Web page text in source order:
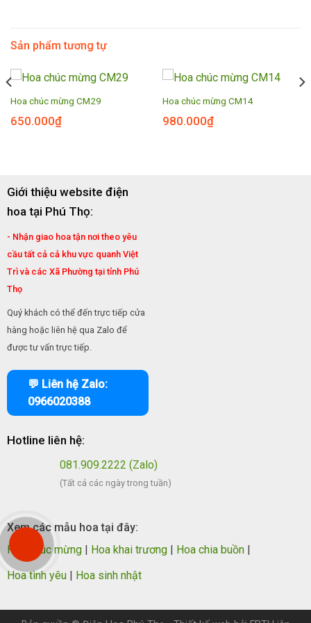
Sản phẩm tương tự
Hoa chúc mừng CM29
650.000₫
Hoa chúc mừng CM14
980.000₫
Giới thiệu website điện
hoa tại Phú Thọ:
- Nhận giao hoa tận nơi theo yêu
cầu tất cả cả khu vực quanh Việt
Trì và các Xã Phường tại tỉnh Phú
Thọ
Quý khách có thể đến trực tiếp cửa
hàng hoặc liên hệ qua Zalo để
được tư vấn trực tiếp.
💬 Liên hệ Zalo:
0966020388
Hotline liên hệ:
081.909.2222 (Zalo)
(Tất cả các ngày trong tuần)
Xem các mẫu hoa tại đây:
Hoa chúc mừng| Hoa khai trương| Hoa chia buồn|
Hoa tình yêu| Hoa sinh nhật